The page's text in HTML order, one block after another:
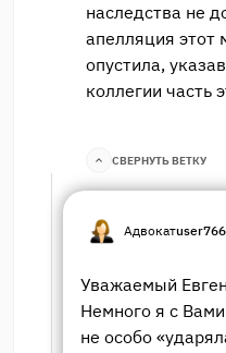
наследства не
апелляция этот
опустила,
коллегии часть
СВЕРНУТЬ ВЕТКУ
Адвокат
Уважаемый
Немного я с
не особо